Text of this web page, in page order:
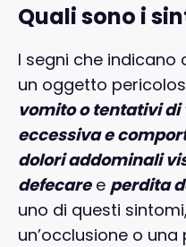
Quali sono i
I segni che indicano
un oggetto
vomito o tentativi
eccessiva e
dolori addominali
defecaree perdita
uno di questi
un’occlusione o